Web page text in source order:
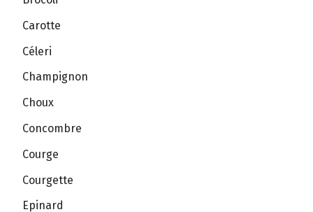
Carotte
Céleri
Champignon
Choux
Concombre
Courge
Courgette
Epinard